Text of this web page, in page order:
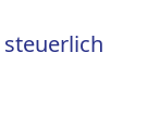
steuerlich